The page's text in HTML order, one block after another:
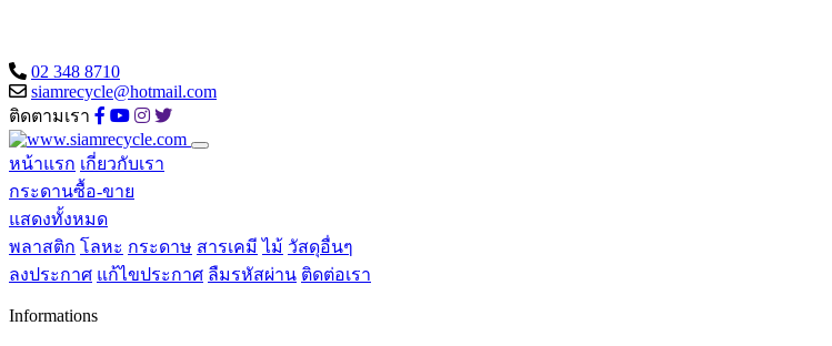
02 348 8710
siamrecycle@hotmail.com
ติดตามเรา
หน้าแรก เกี่ยวกับเรา
กระดานซื้อ-ขาย
แสดงทั้งหมด
พลาสติก โลหะ กระดาษ สารเคมี ไม้ วัสดุอื่นๆ
ลงประกาศ แก้ไขประกาศ ลืมรหัสผ่าน ติดต่อเรา
Informations